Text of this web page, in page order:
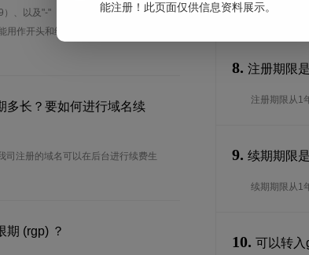
、以及"-"（英文中的连词号，即中横
作开头和结尾。注*中文域名实际是
多长？要如何进行域名续
注册的域名可以在后台进行续费生
期 (rgp) ？
想了解.gp/
8. 注册期限
注册期限从1
9. 续期期限
续期期限从1
10. 可以转入
能注册！此页面仅供信息资料展示。